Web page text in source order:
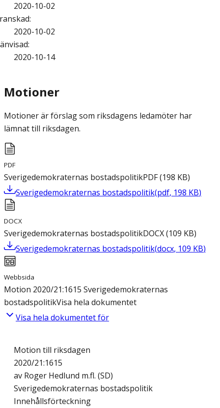
2020-10-02
:
2020-10-02
:
2020-10-14
Motioner
Motioner är förslag som riksdagens ledamöter har
lämnat till riksdagen.
PDF
Sverigedemokraternas bostadspolitikPDF(198 KB)
Sverigedemokraternas bostadspolitik(pdf, 198 KB)
DOCX
Sverigedemokraternas bostadspolitikDOCX(109 KB)
Sverigedemokraternas bostadspolitik(docx, 109 KB)
Webbsida
Motion 2020/21:1615 Sverigedemokraternas
bostadspolitikVisa hela dokumentet
Visa hela dokumentet för
Motion till riksdagen
2020/21:1615
av Roger Hedlund m.fl. (SD)
Sverigedemokraternas bostadspolitik
Innehållsförteckning